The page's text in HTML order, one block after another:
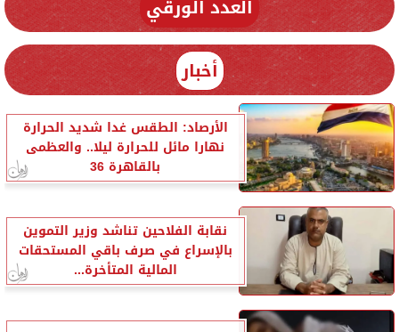
العدد الورقي
أخبار
الأرصاد: الطقس غدا شديد الحرارة
نهارا مائل للحرارة ليلا.. والعظمى
بالقاهرة 36
نقابة الفلاحين تناشد وزير التموين
بالإسراع في صرف باقي المستحقات
المالية المتأخرة...